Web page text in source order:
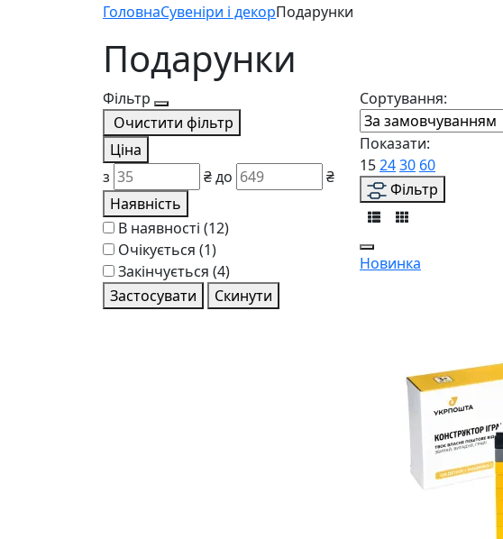
ГоловнаСувеніри і декорПодарунки
Подарунки
Фільтр
Очистити фільтр
Ціна
з
₴до
₴
Наявність
В наявності (12)
Очікується (1)
Закінчується (4)
Застосувати
Скинути
Сортування:
Показати:
152430 60
Фільтр
Новинка